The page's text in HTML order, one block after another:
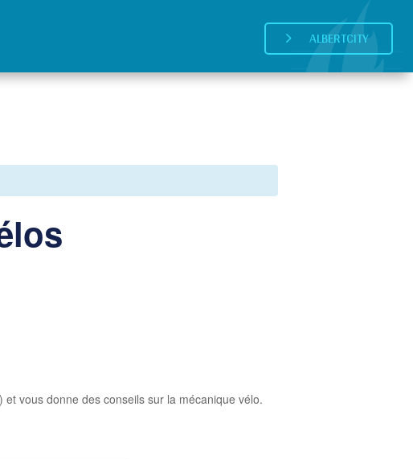
5 ALBERTCITY
vous donne des conseils sur la mécanique vélo.